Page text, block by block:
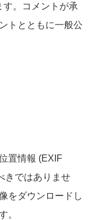
す。コメントが承
トとともに一般公
置情報 (EXIF
きではありませ
をダウンロードし
。